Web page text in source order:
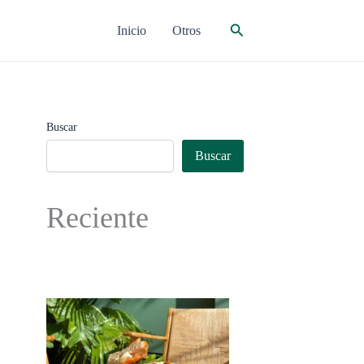
Inicio Otros Buscar
Buscar
Buscar
Reciente